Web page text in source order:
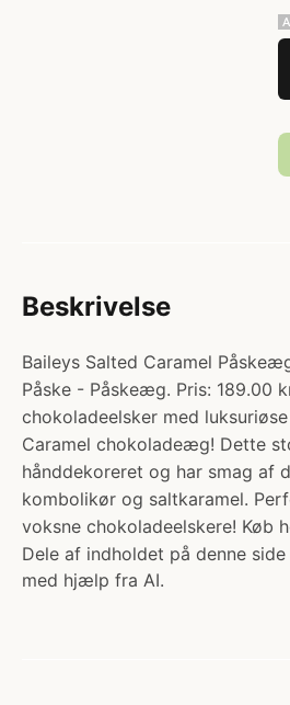
Beskrivelse
Baileys Salted Caramel
Påske - Påskeæg. Pris: 189.00
chokoladeelsker med
Caramel chokoladeæg! Dette
hånddekoreret og har smag af
kombolikør og saltkaramel.
voksne chokoladeelskere! Køb
Dele af indholdet på denne
med hjælp fra AI.